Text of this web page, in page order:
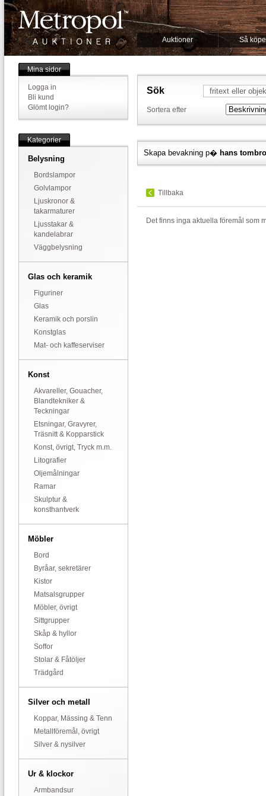
Auktioner Så
Mina sidor
Logga in
Bli kund
Glömt login?
Kategorier
Belysning
Bordslampor
Golvlampor
Ljuskronor &
takarmaturer
Ljusstakar &
kandelabrar
Väggbelysning
Glas och keramik
Figuriner
Glas
Keramik och porslin
Konstglas
Mat- och kaffeserviser
Konst
Akvareller, Gouacher,
Blandtekniker &
Teckningar
Etsningar, Gravyrer,
Träsnitt & Kopparstick
Konst, övrigt, Tryck m.m.
Litografier
Oljemålningar
Ramar
Skulptur &
konsthantverk
Möbler
Bord
Byråar, sekretärer
Kistor
Matsalsgrupper
Möbler, övrigt
Sittgrupper
Skåp & hyllor
Soffor
Stolar & Fåtöljer
Trädgård
Silver och metall
Koppar, Mässing & Tenn
Metallföremål, övrigt
Silver & nysilver
Ur & klockor
Armbandsur
Sök
Sortera efter
Skapa bevakning p� hans
Tillbaka
Det finns inga aktuella föremål som